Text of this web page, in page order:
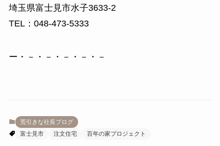
埼玉県富士見市水子3633-2
TEL：048-473-5333
ー・－・－・－・－・－
荒引きな社長ブログ
富士見市
注文住宅 百年の家プロジェクト